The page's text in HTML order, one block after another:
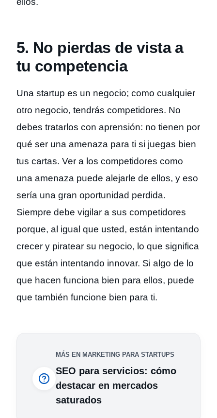
5. No pierdas de vista a
tu competencia
Una startup es un negocio; como cualquier
otro negocio, tendrás competidores. No
debes tratarlos con aprensión: no tienen por
qué ser una amenaza para ti si juegas bien
tus cartas. Ver a los competidores como
una amenaza puede alejarle de ellos, y eso
sería una gran oportunidad perdida.
Siempre debe vigilar a sus competidores
porque, al igual que usted, están intentando
crecer y piratear su negocio, lo que significa
que están intentando innovar. Si algo de lo
que hacen funciona bien para ellos, puede
que también funcione bien para ti.
MÁS EN MARKETING PARA STARTUPS
SEO para servicios: cómo
destacar en mercados
saturados